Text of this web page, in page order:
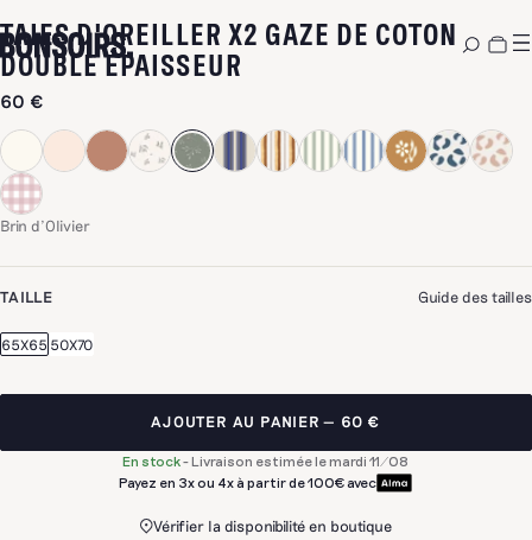
TAIES D'OREILLER X2 GAZE DE COTON
DOUBLE ÉPAISSEUR
60 €
Brin d'Olivier
TAILLE Guide des tailles
65X65 50X70
AJOUTER AU PANIER 60 €
En stock-Livraison estimée le mardi 11/08
Payez en 3x ou 4x à partir de 100€ avec
Vérifier la disponibilité en boutique